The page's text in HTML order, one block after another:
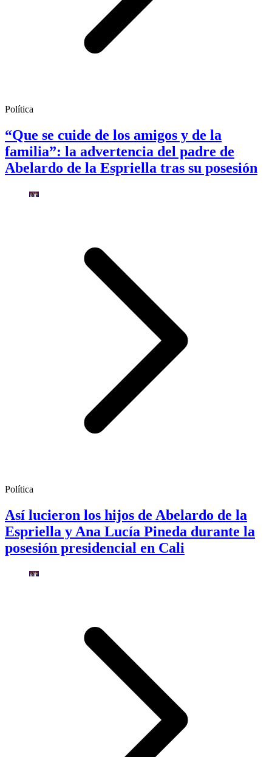
Política
“Que se cuide de los amigos y de la
familia”: la advertencia del padre de
Abelardo de la Espriella tras su posesión
Política
Así lucieron los hijos de Abelardo de la
Espriella y Ana Lucía Pineda durante la
posesión presidencial en Cali